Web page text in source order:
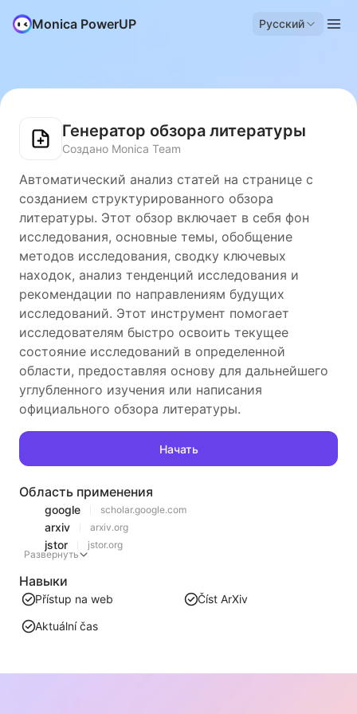
Monica PowerUP Русский
Генератор обзора литературы
Создано Monica Team
Автоматический анализ статей на странице с
созданием структурированного обзора
литературы. Этот обзор включает в себя фон
исследования, основные темы, обобщение
методов исследования, сводку ключевых
находок, анализ тенденций исследования и
рекомендации по направлениям будущих
исследований. Этот инструмент помогает
исследователям быстро освоить текущее
состояние исследований в определенной
области, предоставляя основу для дальнейшего
углубленного изучения или написания
официального обзора литературы.
Начать
Область применения
google scholar.google.com
arxiv arxiv.org
jstor
jstor.org
Развернуть
Навыки
Přístup na web
Číst ArXiv
Aktuální čas